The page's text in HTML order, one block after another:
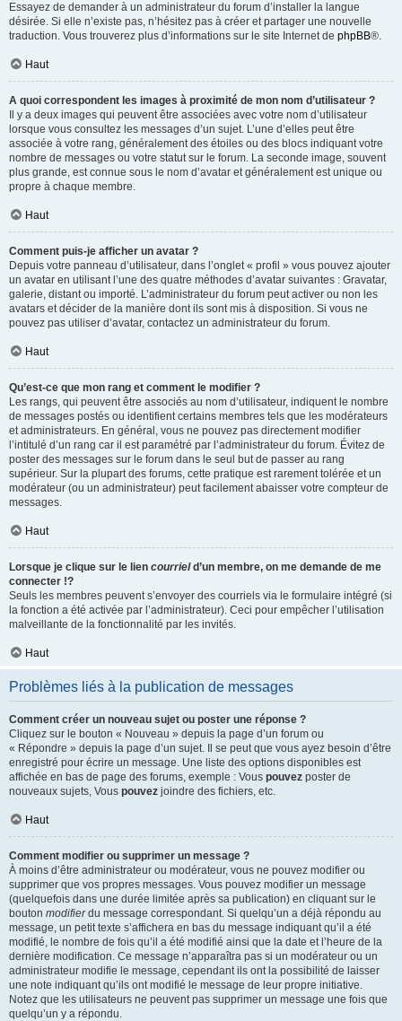
Essayez de demander à un administrateur du forum d’installer la langue
désirée. Si elle n’existe pas, n’hésitez pas à créer et partager une nouvelle
traduction. Vous trouverez plus d’informations sur le site Internet de phpBB®.
Haut
A quoi correspondent les images à proximité de mon nom d’utilisateur ?
Il y a deux images qui peuvent être associées avec votre nom d’utilisateur
lorsque vous consultez les messages d’un sujet. L’une d’elles peut être
associée à votre rang, généralement des étoiles ou des blocs indiquant votre
nombre de messages ou votre statut sur le forum. La seconde image, souvent
plus grande, est connue sous le nom d’avatar et généralement est unique ou
propre à chaque membre.
Haut
Comment puis-je afficher un avatar ?
Depuis votre panneau d’utilisateur, dans l’onglet « profil » vous pouvez ajouter
un avatar en utilisant l’une des quatre méthodes d’avatar suivantes : Gravatar,
galerie, distant ou importé. L’administrateur du forum peut activer ou non les
avatars et décider de la manière dont ils sont mis à disposition. Si vous ne
pouvez pas utiliser d’avatar, contactez un administrateur du forum.
Haut
Qu’est-ce que mon rang et comment le modifier ?
Les rangs, qui peuvent être associés au nom d’utilisateur, indiquent le nombre
de messages postés ou identifient certains membres tels que les modérateurs
et administrateurs. En général, vous ne pouvez pas directement modifier
l’intitulé d’un rang car il est paramétré par l’administrateur du forum. Évitez de
poster des messages sur le forum dans le seul but de passer au rang
supérieur. Sur la plupart des forums, cette pratique est rarement tolérée et un
modérateur (ou un administrateur) peut facilement abaisser votre compteur de
messages.
Haut
Lorsque je clique sur le lien courrield’un membre, on me demande de me
connecter !?
Seuls les membres peuvent s’envoyer des courriels via le formulaire intégré (si
la fonction a été activée par l’administrateur). Ceci pour empêcher l’utilisation
malveillante de la fonctionnalité par les invités.
Haut
Problèmes liés à la publication de messages
Comment créer un nouveau sujet ou poster une réponse ?
Cliquez sur le bouton « Nouveau » depuis la page d’un forum ou
« Répondre » depuis la page d’un sujet. Il se peut que vous ayez besoin d’être
enregistré pour écrire un message. Une liste des options disponibles est
affichée en bas de page des forums, exemple : Vous pouvez poster de
nouveaux sujets, Vous pouvez joindre des fichiers, etc.
Haut
Comment modifier ou supprimer un message ?
À moins d’être administrateur ou modérateur, vous ne pouvez modifier ou
supprimer que vos propres messages. Vous pouvez modifier un message
(quelquefois dans une durée limitée après sa publication) en cliquant sur le
bouton modifierdu message correspondant. Si quelqu’un a déjà répondu au
message, un petit texte s’affichera en bas du message indiquant qu’il a été
modifié, le nombre de fois qu’il a été modifié ainsi que la date et l’heure de la
dernière modification. Ce message n’apparaîtra pas si un modérateur ou un
administrateur modifie le message, cependant ils ont la possibilité de laisser
une note indiquant qu’ils ont modifié le message de leur propre initiative.
Notez que les utilisateurs ne peuvent pas supprimer un message une fois que
quelqu’un y a répondu.